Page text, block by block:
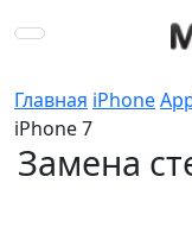
Главная iPhone
iPhone 7
Замена